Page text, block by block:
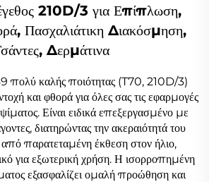
210D/3 για Επίπλωση,
Πασχαλιάτικη Διακόσμηση,
Δερμάτινα
πολύ καλής ποιότητας (T70, 210D/3)
και φθορά για όλες σας τις εφαρμογές
Είναι ειδικά επεξεργασμένο με
διατηρώντας την ακεραιότητά του
παρατεταμένη έκθεση στον ήλιο,
για εξωτερική χρήση. Η ισορροπημένη
εξασφαλίζει ομαλή προώθηση και